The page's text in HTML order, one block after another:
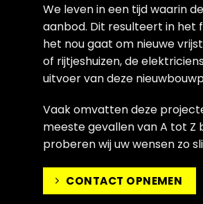
We leven in een tijd waarin
aanbod. Dit resulteert in het
het nou gaat om nieuwe
of rijtjeshuizen, de
uitvoer van deze
Vaak omvatten deze
meeste gevallen van A tot Z
proberen wij uw wensen zo
CONTACT OPNEMEN